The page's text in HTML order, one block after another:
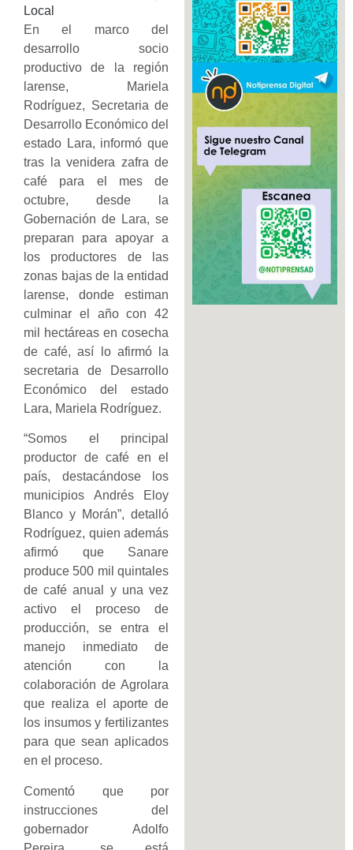
Local
En el marco del
desarrollo socio
productivo de la región
larense, Mariela
Rodríguez, Secretaria de
Desarrollo Económico del
estado Lara, informó que
tras la venidera zafra de
café para el mes de
octubre, desde la
Gobernación de Lara, se
preparan para apoyar a
los productores de las
zonas bajas de la entidad
larense, donde estiman
culminar el año con 42
mil hectáreas en cosecha
de café, así lo afirmó la
secretaria de Desarrollo
Económico del estado
Lara, Mariela Rodríguez.
“Somos el principal
productor de café en el
país, destacándose los
municipios Andrés Eloy
Blanco y Morán”, detalló
Rodríguez, quien además
afirmó que Sanare
produce 500 mil quintales
de café anual y una vez
activo el proceso de
producción, se entra el
manejo inmediato de
atención con la
colaboración de Agrolara
que realiza el aporte de
los insumos y fertilizantes
para que sean aplicados
en el proceso.
Comentó que por
instrucciones del
gobernador Adolfo